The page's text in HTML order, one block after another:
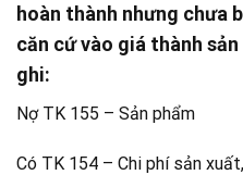
hoàn thành nhưng chưa
căn cứ vào giá thành
ghi:
Nợ TK 155 – Sản phẩm
Có TK 154 – Chi phí sản